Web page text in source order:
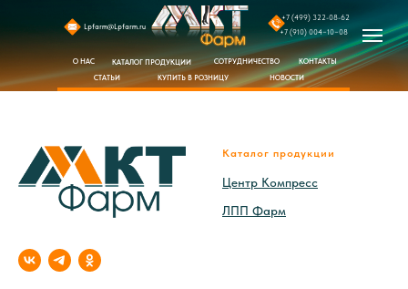
КУПИТЬ В РОЗНИЦУ
СТАТЬИ
КОНТАКТЫ
СОТРУДНИЧЕСТВО
КАТАЛОГ ПРОДУКЦИИ
НОВОСТИ
О НАС
+7 (910) 004−10−08
+7 (499) 322-08-62
Lpfarm@Lpfarm.ru
Каталог продукции
Центр Компресс
ЛПП Фарм